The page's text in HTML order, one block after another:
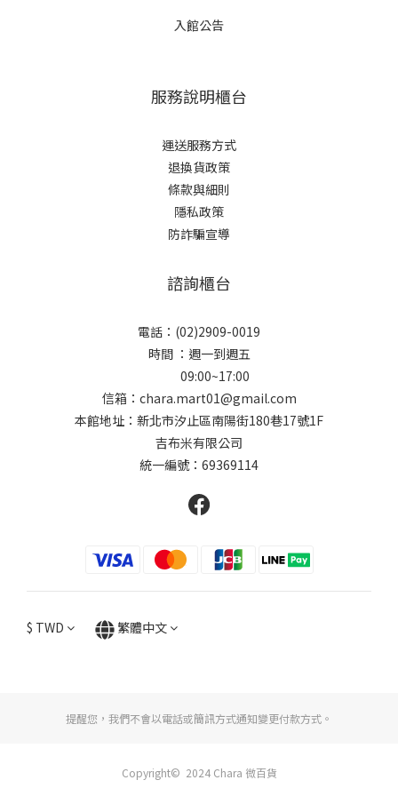
入館公告
服務說明櫃台
運送服務方式
退換貨政策
條款與細則
隱私政策
防詐騙宣導
諮詢櫃台
電話：(02)2909-0019
時間 ：週一到週五
09:00~17:00
信箱：chara.mart01@gmail.com
本館地址：新北市汐止區南陽街180巷17號1F
吉布米有限公司
統一編號：69369114
$ TWD 繁體中文
提醒您，我們不會以電話或簡訊方式通知變更付款方式。
Copyright© 2024 Chara 微百貨